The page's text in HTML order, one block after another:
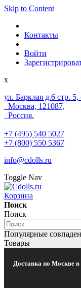
Skip to Content
Контакты
Войти
x
ул. Барклая д.6 стр.
Москва, 121087,
Россия.
+7 (495) 540 5027
+7 (800) 550 5367
info@cdolls.ru
Toggle Nav
Корзина
Поиск
Поиск
Популярные
Товары
Доставка по Москве